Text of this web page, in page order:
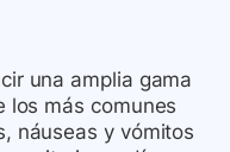
una amplia gama
los más comunes
náuseas y vómitos